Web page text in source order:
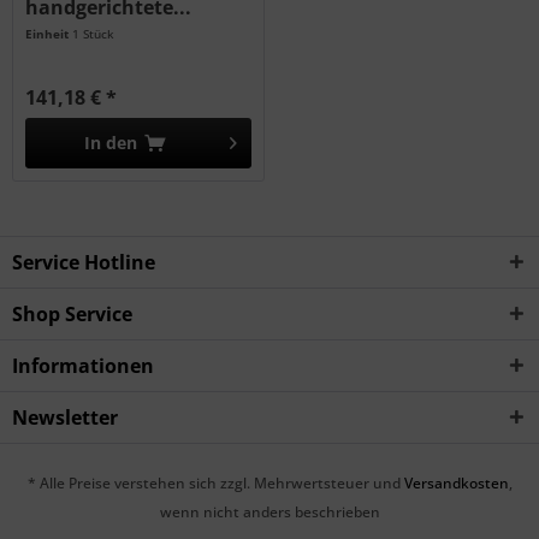
handgerichtete...
Einheit 1 Stück
141,18 € *
In den
Service Hotline
Shop Service
Informationen
Newsletter
* Alle Preise verstehen sich zzgl. Mehrwertsteuer und Versandkosten,
wenn nicht anders beschrieben